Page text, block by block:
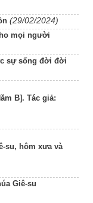
(29/02/2024)
mọi người
sự sống đời đời
B]. Tác giả:
su, hôm xưa và
Giê-su